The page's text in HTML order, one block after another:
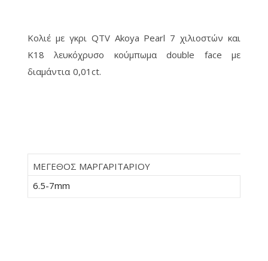
Κολιέ με γκρι QTV Akoya Pearl 7 χιλιοστών και
Κ18 λευκόχρυσο κούμπωμα double face με
διαμάντια 0,01ct.
ΜΕΓΕΘΟΣ ΜΑΡΓΑΡΙΤΑΡΙΟΥ
6.5-7mm